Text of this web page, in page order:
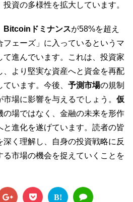
資の多様性を拡大しています。
Bitcoinドミナンスが58%を超え
ェーズ」に入っているというマ
て進んでいます。これは、投資家
、より堅実な資産へと資金を再配
います。今後、 予測市場の規制
場に影響を与えるでしょう。 仮
の場ではなく、金融の未来を形作
と進化を遂げています。読者の皆
く理解し、自身の投資戦略に反
る市場の機会を捉えていくことを
B!